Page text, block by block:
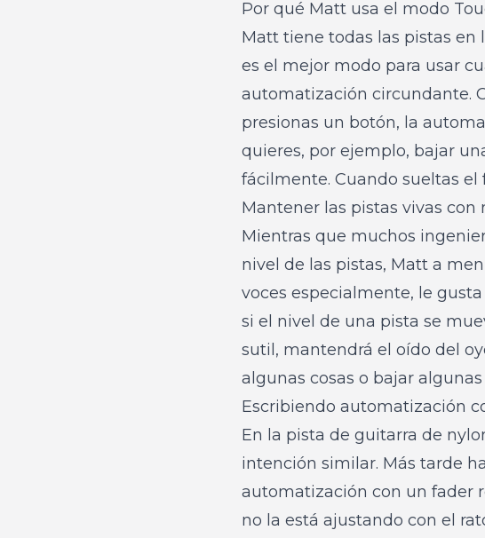
Por qué Matt usa el modo
Matt tiene todas las pistas en
es el mejor modo para usar
automatización circundante.
presionas un botón, la
quieres, por ejemplo, bajar
fácilmente. Cuando sueltas
Mantener las pistas vivas
Mientras que muchos
nivel de las pistas, Matt a
voces especialmente, le
si el nivel de una pista se
sutil, mantendrá el oído del
algunas cosas o bajar
Escribiendo automatización
En la pista de guitarra de
intención similar. Más tarde
automatización con un fader
no la está ajustando con el